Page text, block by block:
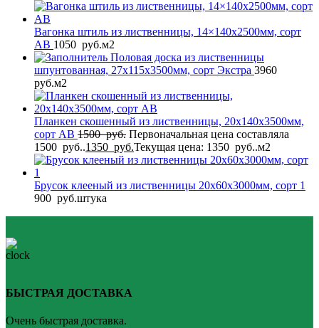
Вагонка штиль из лиственницы, 14×140x2500мм, сорт
AB 1050 руб.м2
Половая доска из лиственницы
шпунтованная, 27x115x3500мм, сорт Экстра 3960
руб.м2
Планкен скошенный из лиственницы, 20x140x3500мм,
сорт AB 1500руб. Первоначальная цена составляла
1500 руб..1350 руб.Текущая цена: 1350 руб..м2
Брусок клееный из лиственницы 20x60x3000мм, сорт 1
900 руб.штука
БЫСТРАЯ ДОСТАВКА
Очень быстрая доставка.